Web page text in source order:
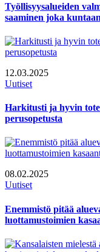
Työllisyysalueiden
saaminen joka kuntaan
12.03.2025
Uutiset
Harkitusti ja hyvin
perusopetusta
08.02.2025
Uutiset
Enemmistö pitää
luottamustoimien